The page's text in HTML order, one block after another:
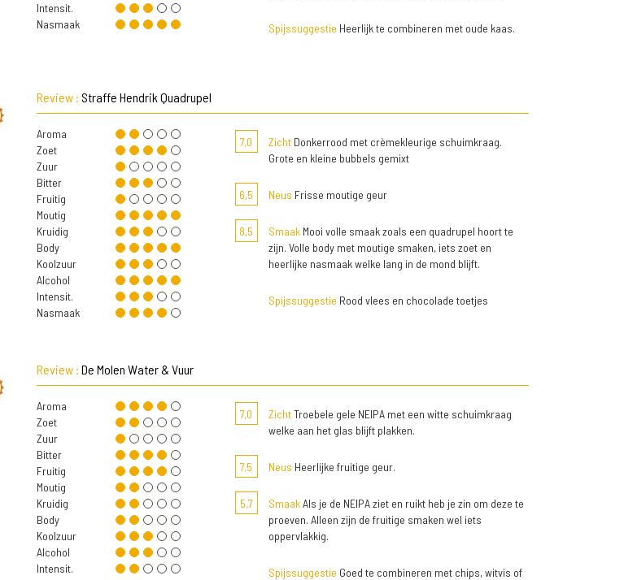
Intensit.
Nasmaak
Spijssuggestie Heerlijk te combineren met oude kaas.
Review : Straffe Hendrik Quadrupel
Aroma
Zoet
Zuur
Bitter
Fruitig
Moutig
Kruidig
Body
Koolzuur
Alcohol
Intensit.
Nasmaak
7,0 ZichtDonkerrood met crèmekleurige schuimkraag.
Grote en kleine bubbels gemixt
6,5 Neus Frisse moutige geur
8,5 SmaakMooi volle smaak zoals een quadrupel hoort te
zijn. Volle body met moutige smaken, iets zoet en
heerlijke nasmaak welke lang in de mond blijft.
Spijssuggestie Rood vlees en chocolade toetjes
Review : De Molen Water & Vuur
Aroma
Zoet
Zuur
Bitter
Fruitig
Moutig
Kruidig
Body
Koolzuur
Alcohol
Intensit.
7,0 ZichtTroebele gele NEIPA met een witte schuimkraag
welke aan het glas blijft plakken.
7,5 Neus Heerlijke fruitige geur.
5,7 SmaakAls je de NEIPA ziet en ruikt heb je zin om deze te
proeven. Alleen zijn de fruitige smaken wel iets
oppervlakkig.
Spijssuggestie Goed te combineren met chips, witvis of